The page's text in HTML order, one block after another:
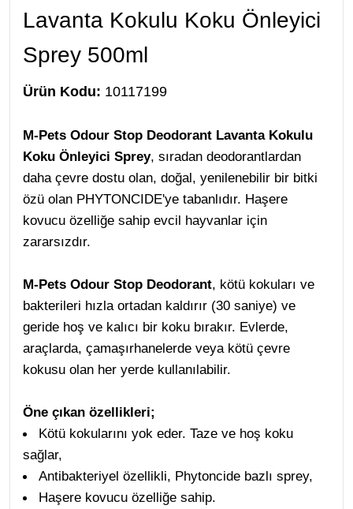
Lavanta Kokulu Koku Önleyici
Sprey 500ml
Ürün Kodu: 10117199
M-Pets Odour Stop Deodorant Lavanta Kokulu
Koku Önleyici Sprey, sıradan deodorantlardan
daha çevre dostu olan, doğal, yenilenebilir bir bitki
özü olan PHYTONCIDE'ye tabanlıdır. Haşere
kovucu özelliğe sahip evcil hayvanlar için
zararsızdır.
M-Pets Odour Stop Deodorant, kötü kokuları ve
bakterileri hızla ortadan kaldırır (30 saniye) ve
geride hoş ve kalıcı bir koku bırakır. Evlerde,
araçlarda, çamaşırhanelerde veya kötü çevre
kokusu olan her yerde kullanılabilir.
Öne çıkan özellikleri;
Kötü kokularını yok eder. Taze ve hoş koku
sağlar,
Antibakteriyel özellikli, Phytoncide bazlı sprey,
Haşere kovucu özelliğe sahip.